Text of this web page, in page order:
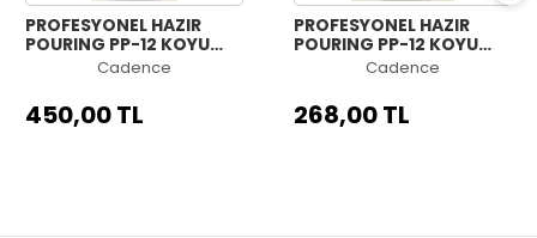
PROFESYONEL HAZIR
POURING PP-12 KOYU
MOR 500MLCadence
450,00 TL
PROFESYONEL HAZIR
POURING PP-12 KOYU
MOR 250MLCadence
268,00 TL